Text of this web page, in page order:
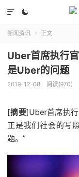


新闻资讯  正文
Uber首席执行
是Uber的问题
2019-12-08 阅读(970)
[摘要]Uber首席执
正是我们社会的写
题。”